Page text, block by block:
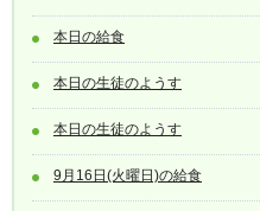
本日の給食
本日の生徒のようす
本日の生徒のようす
9月16日(火曜日)の給食